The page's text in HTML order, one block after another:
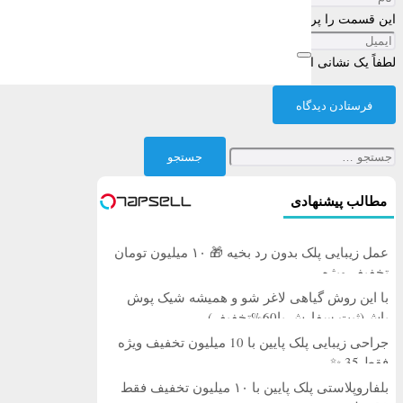
این قسمت را پر کنید
لطفاً یک نشانی ایمیل معتبر بنویسید.
فرستادن دیدگاه
جستجو
برای:
مطالب پیشنهادی
عمل زیبایی پلک بدون رد بخیه 🎁 ۱۰ میلیون تومان
تخفیف ویژه
با این روش گیاهی لاغر شو و همیشه شیک پوش
باش(ثبت سفارش با60%تخفیف)
جراحی زیبایی پلک پایین با 10 میلیون تخفیف ویژه
فقط 35 ✨
بلفاروپلاستی پلک پایین با ۱۰ میلیون تخفیف فقط